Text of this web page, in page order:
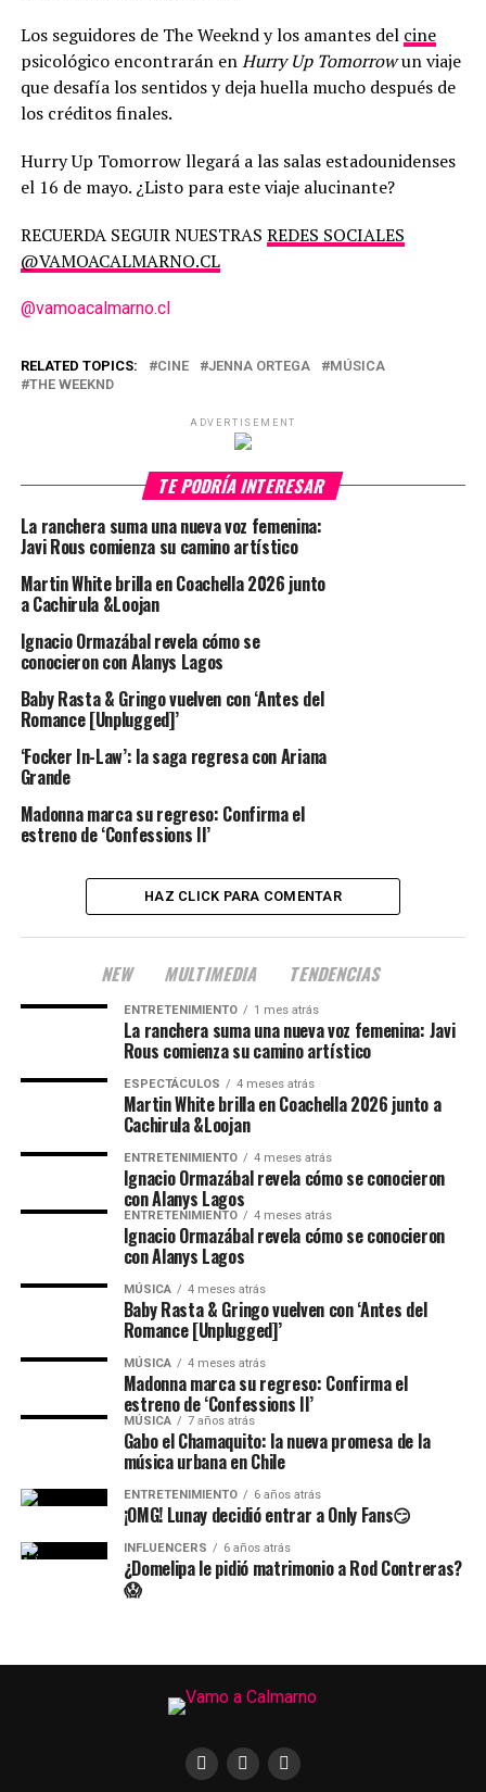
Los seguidores de The Weeknd y los amantes del cine
psicológico encontrarán enHurry Up Tomorrowun viaje
que desafía los sentidos y deja huella mucho después de
los créditos finales.
Hurry Up Tomorrow llegará a las salas estadounidenses
el 16 de mayo. ¿Listo para este viaje alucinante?
RECUERDA SEGUIR NUESTRAS REDES SOCIALES
@VAMOACALMARNO.CL
@vamoacalmarno.cl
RELATED TOPICS: CINE JENNA ORTEGA
MÚSICA
THE WEEKND
ADVERTISEMENT
TE PODRÍA INTERESAR
La ranchera suma una nueva voz femenina:
Javi Rous comienza su camino artístico
Martin White brilla en Coachella 2026 junto
a Cachirula &Loojan
Ignacio Ormazábal revela cómo se
conocieron con Alanys Lagos
Baby Rasta & Gringo vuelven con ‘Antes del
Romance [Unplugged]’
‘Focker In-Law’: la saga regresa con Ariana
Grande
Madonna marca su regreso: Confirma el
estreno de ‘Confessions II’
HAZ CLICK PARA COMENTAR
NEW MULTIMEDIA TENDENCIAS
ENTRETENIMIENTO 1 mes atrás
La ranchera suma una nueva voz femenina: Javi
Rous comienza su camino artístico
ESPECTÁCULOS 4 meses atrás
Martin White brilla en Coachella 2026 junto a
Cachirula &Loojan
ENTRETENIMIENTO 4 meses atrás
Ignacio Ormazábal revela cómo se conocieron
con Alanys Lagos
ENTRETENIMIENTO 4 meses atrás
Ignacio Ormazábal revela cómo se conocieron
con Alanys Lagos
MÚSICA 4 meses atrás
Baby Rasta & Gringo vuelven con ‘Antes del
Romance [Unplugged]’
MÚSICA 4 meses atrás
Madonna marca su regreso: Confirma el
estreno de ‘Confessions II’
MÚSICA 7 años atrás
Gabo el Chamaquito: la nueva promesa de la
música urbana en Chile
ENTRETENIMIENTO 6 años atrás
¡OMG! Lunay decidió entrar a Only Fans😏
INFLUENCERS 6 años atrás
¿Domelipa le pidió matrimonio a Rod Contreras?
😱